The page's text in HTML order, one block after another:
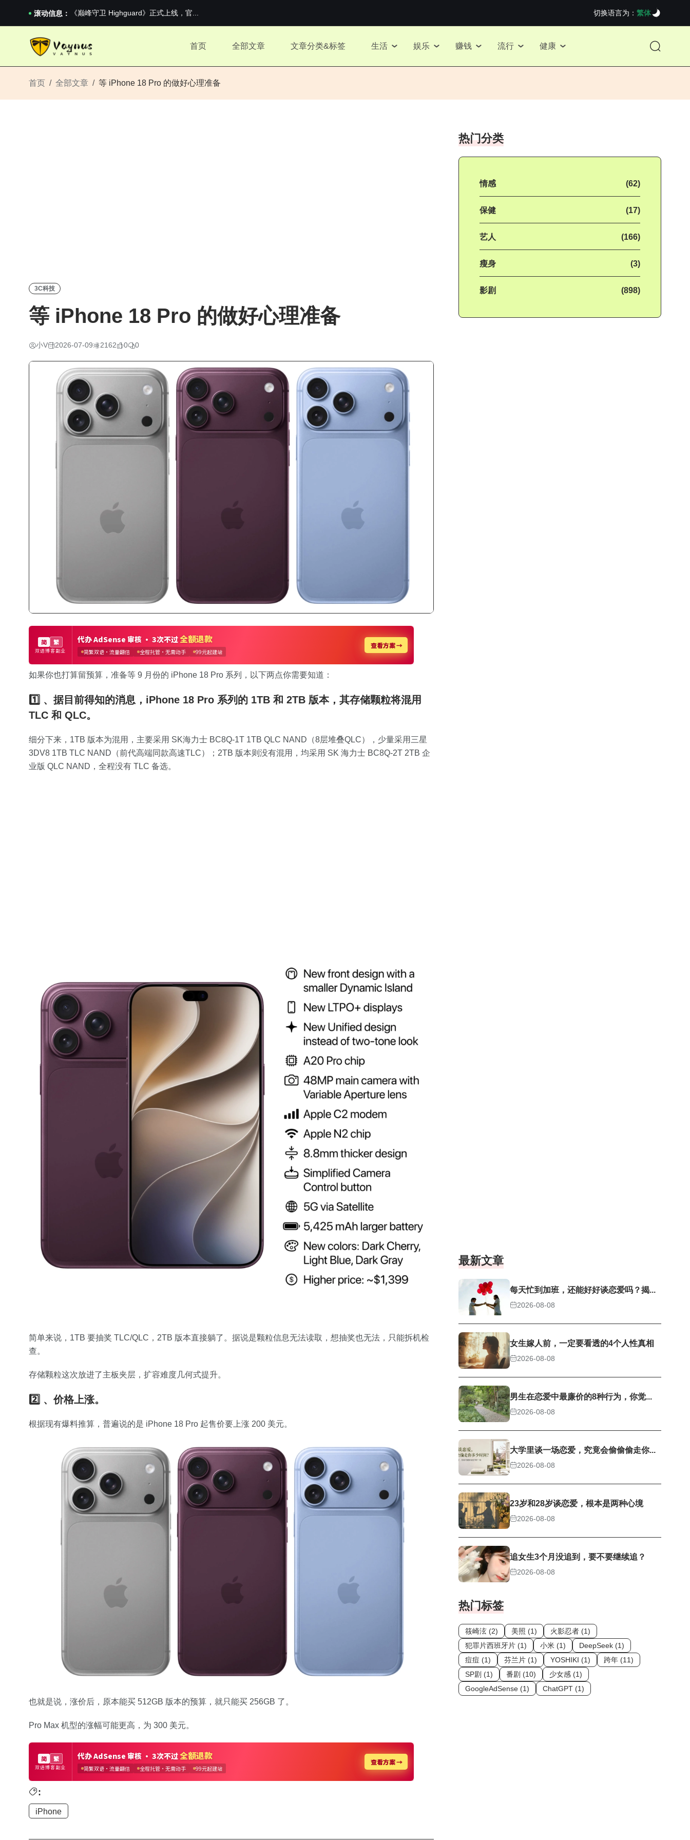
滚动信息：
《巅峰守卫 Highguard》正式上线，官...
男生找对象最重要的是什么？太真实了
《巅峰守卫 Highguard》正式上线，官...
切换语言为： 繁体
首页 全部文章 文章分类&标签 生活 娱乐 赚钱 流行 健康
首页 全部文章 等 iPhone 18 Pro 的做好心理准备
3C科技
等 iPhone 18 Pro 的做好心理准备
小V 2026-07-09 2162 0 0
如果你也打算留预算，准备等 9 月份的 iPhone 18 Pro 系列，以下两点你需要知道：
1️⃣ 、据目前得知的消息，iPhone 18 Pro 系列的 1TB 和 2TB 版本，其存储颗粒将混用
TLC 和 QLC。
细分下来，1TB 版本为混用，主要采用 SK海力士 BC8Q-1T 1TB QLC NAND（8层堆叠QLC），少量采用三星
3DV8 1TB TLC NAND（前代高端同款高速TLC）；2TB 版本则没有混用，均采用 SK 海力士 BC8Q-2T 2TB 企
业版 QLC NAND，全程没有 TLC 备选。
简单来说，1TB 要抽奖 TLC/QLC，2TB 版本直接躺了。据说是颗粒信息无法读取，想抽奖也无法，只能拆机检
查。
存储颗粒这次放进了主板夹层，扩容难度几何式提升。
2️⃣ 、价格上涨。
根据现有爆料推算，普遍说的是 iPhone 18 Pro 起售价要上涨 200 美元。
也就是说，涨价后，原本能买 512GB 版本的预算，就只能买 256GB 了。
Pro Max 机型的涨幅可能更高，为 300 美元。
:
iPhone
热门分类
情感 (62)
保健 (17)
艺人 (166)
瘦身 (3)
影剧 (898)
最新文章
每天忙到加班，还能好好谈恋爱吗？揭...
2026-08-08
女生嫁人前，一定要看透的4个人性真相
2026-08-08
男生在恋爱中最廉价的8种行为，你觉...
2026-08-08
大学里谈一场恋爱，究竟会偷偷偷走你...
2026-08-08
23岁和28岁谈恋爱，根本是两种心境
2026-08-08
追女生3个月没追到，要不要继续追？
2026-08-08
热门标签
筱崎泫 (2) 美照 (1)
火影忍者 (1)
犯罪片西班牙片 (1)
小米 (1)
DeepSeek (1)
痘痘 (1)
芬兰片 (1) YOSHIKI (1)
跨年 (11)
SP剧 (1)
番剧 (10)
少女感 (1)
GoogleAdSense (1)
ChatGPT (1)